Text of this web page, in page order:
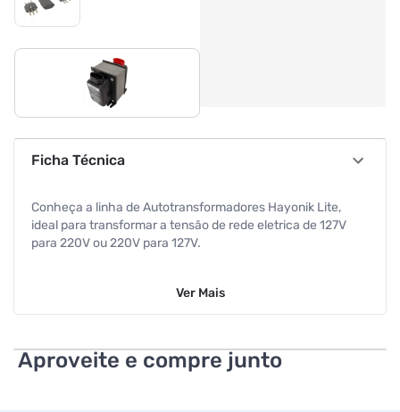
Ficha Técnica
Conheça a linha de Autotransformadores Hayonik Lite,
ideal para transformar a tensão de rede eletrica de 127V
para 220V ou 220V para 127V.
automatico de proteção rearmavel, tomadas com 3 pinos
Escolha um Autotransformador Hayonik e garanta maior
Ver Mais
Aproveite e compre junto